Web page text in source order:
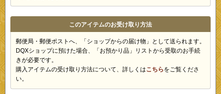
このアイテムのお受け取り方法
郵便局・郵便ポストへ、「ショップからの届け物」として送られます。
DQXショップに預けた場合、「お預かり品」リストから受取のお手続
きが必要です。
購入アイテムの受け取り方法について、詳しくはこちらをご覧くださ
い。